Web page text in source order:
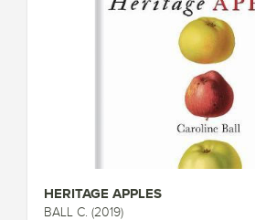
HERITAGE APPLES
BALL C. (2019)